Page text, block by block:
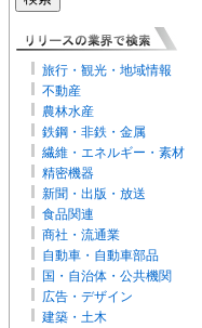
旅行・観光・地域情報
不動産
農林水産
鉄鋼・非鉄・金属
繊維・エネルギー・素材
精密機器
新聞・出版・放送
食品関連
商社・流通業
自動車・自動車部品
国・自治体・公共機関
広告・デザイン
建築・土木